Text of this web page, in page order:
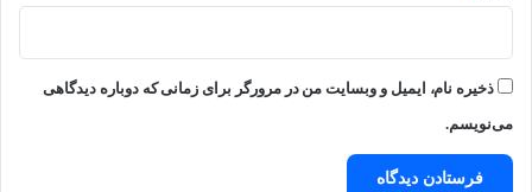
ذخیره نام، ایمیل و وبسایت من در مرورگر برای زمانی که دوباره دیدگاهی
می‌نویسم.